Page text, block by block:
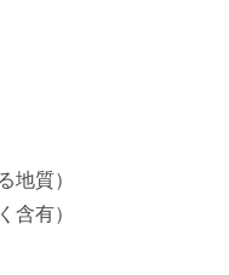
地質）
含有）